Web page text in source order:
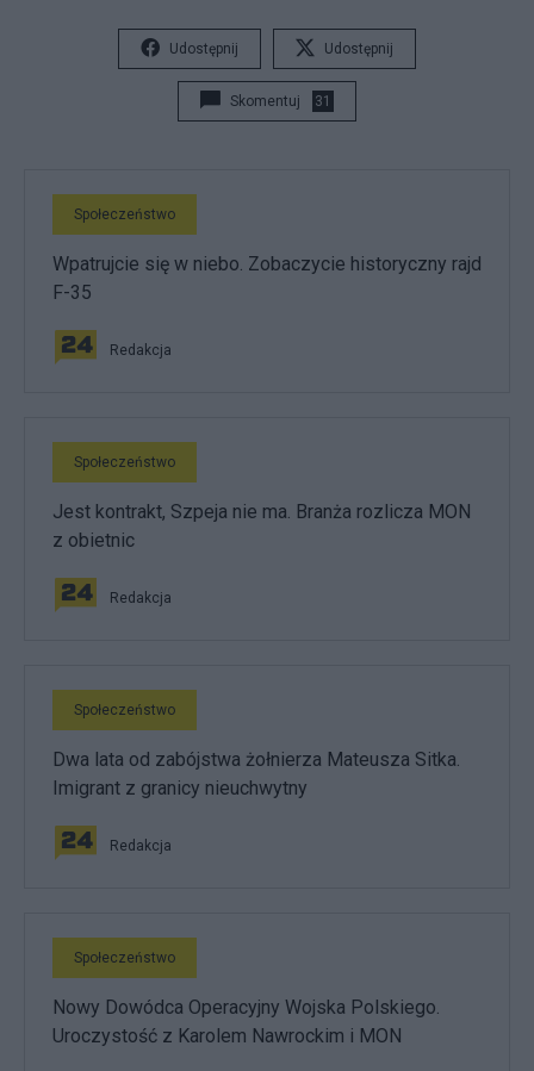
Udostępnij Udostępnij
Skomentuj 31
Społeczeństwo
Wpatrujcie się w niebo. Zobaczycie historyczny rajd
F-35
Redakcja
Społeczeństwo
Jest kontrakt, Szpeja nie ma. Branża rozlicza MON
z obietnic
Redakcja
Społeczeństwo
Dwa lata od zabójstwa żołnierza Mateusza Sitka.
Imigrant z granicy nieuchwytny
Redakcja
Społeczeństwo
Nowy Dowódca Operacyjny Wojska Polskiego.
Uroczystość z Karolem Nawrockim i MON